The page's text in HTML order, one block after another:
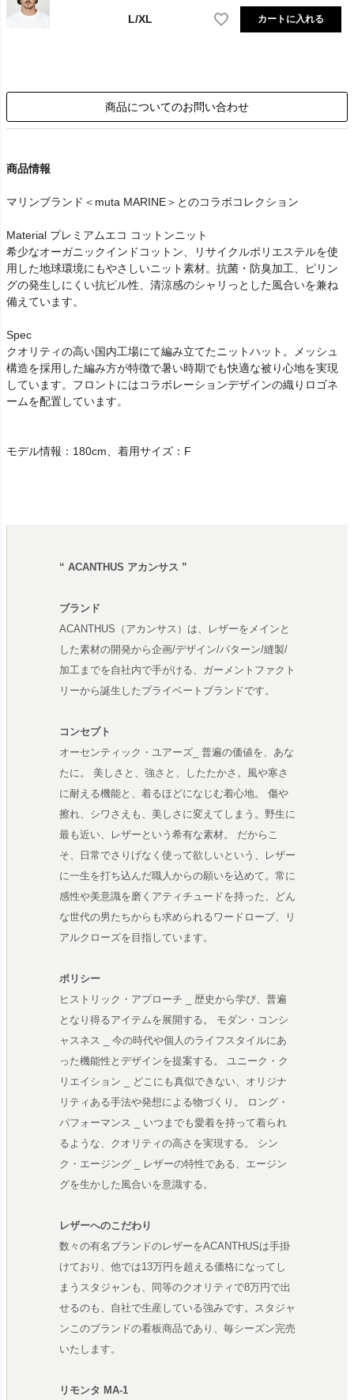
L/XL カートに入れる
商品についてのお問い合わせ
商品情報
マリンブランド＜muta MARINE＞とのコラボコレクション
Material プレミアムエコ コットンニット
希少なオーガニックインドコットン、リサイクルポリエステルを使
用した地球環境にもやさしいニット素材。抗菌・防臭加工、ピリン
グの発生しにくい抗ピル性、清涼感のシャリっとした風合いを兼ね
備えています。
Spec
クオリティの高い国内工場にて編み立てたニットハット。メッシュ
構造を採用した編み方が特徴で暑い時期でも快適な被り心地を実現
しています。フロントにはコラボレーションデザインの織りロゴネ
ームを配置しています。
モデル情報：180cm、着用サイズ：F
“ ACANTHUS アカンサス ”
ブランド
ACANTHUS（アカンサス）は、レザーをメインと
した素材の開発から企画/デザイン/パターン/縫製/
加工までを自社内で手がける、ガーメントファクト
リーから誕生したプライベートブランドです。
コンセプト
オーセンティック・ユアーズ_ 普遍の価値を、あな
たに。 美しさと、強さと、したたかさ。風や寒さ
に耐える機能と、着るほどになじむ着心地。 傷や
擦れ、シワさえも、美しさに変えてしまう。野生に
最も近い、レザーという希有な素材。 だからこ
そ、日常でさりげなく使って欲しいという、レザー
に一生を打ち込んだ職人からの願いを込めて。常に
感性や美意識を磨くアティチュードを持った、どん
な世代の男たちからも求められるワードローブ、リ
アルクローズを目指しています。
ポリシー
ヒストリック・アプローチ _ 歴史から学び、普遍
となり得るアイテムを展開する。 モダン・コンシ
ャスネス _ 今の時代や個人のライフスタイルにあ
った機能性とデザインを提案する。 ユニーク・ク
リエイション _ どこにも真似できない、オリジナ
リティある手法や発想による物づくり。 ロング・
パフォーマンス _ いつまでも愛着を持って着られ
るような、クオリティの高さを実現する。 シン
ク・エージング _ レザーの特性である、エージン
グを生かした風合いを意識する。
レザーへのこだわり
数々の有名ブランドのレザーをACANTHUSは手掛
けており、他では13万円を超える価格になってし
まうスタジャンも、同等のクオリティで8万円で出
せるのも、自社で生産している強みです。スタジャ
ンこのブランドの看板商品であり、毎シーズン完売
いたします。
リモンタ MA-1